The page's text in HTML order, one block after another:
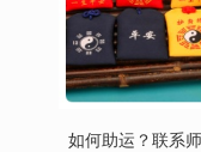
如何助运？联系